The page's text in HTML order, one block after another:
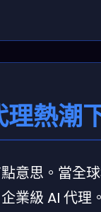
理熱潮
意思。當全
業級 AI 代